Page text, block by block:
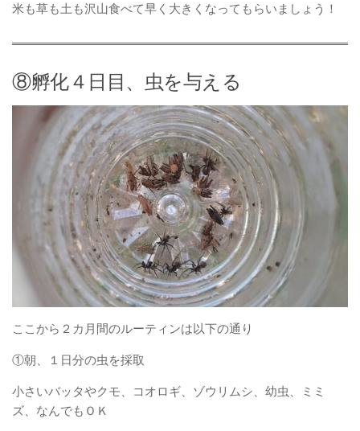
米も草も土も沢山食べて早く大きくなってもらいましょう！
⑧孵化４日目、虫を与える
ここから２カ月間のルーティンは以下の通り
①朝、１日分の虫を採取
小さいバッタやクモ、コオロギ、ゾウリムシ、幼虫、ミミ
ズ、なんでもＯＫ